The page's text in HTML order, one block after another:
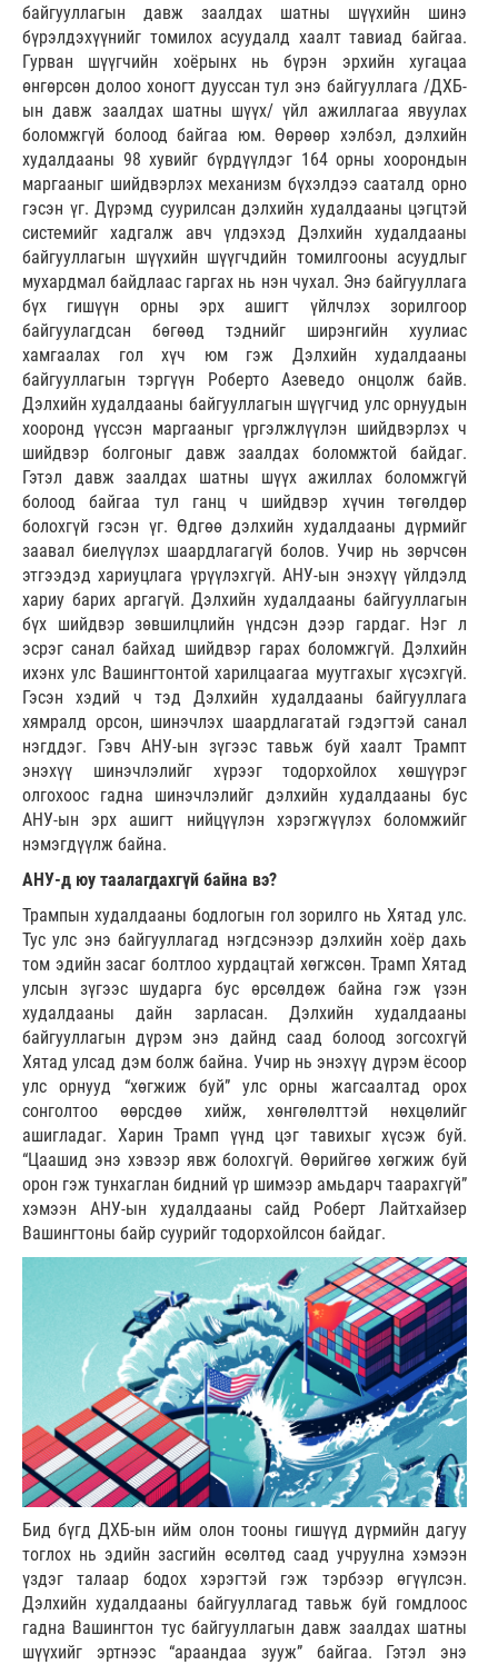
байгууллагын давж заалдах шатны шүүхийн шинэ
бүрэлдэхүүнийг томилох асуудалд хаалт тавиад байгаа.
Гурван шүүгчийн хоёрынх нь бүрэн эрхийн хугацаа
өнгөрсөн долоо хоногт дууссан тул энэ байгууллага /ДХБ-
ын давж заалдах шатны шүүх/ үйл ажиллагаа явуулах
боломжгүй болоод байгаа юм. Өөрөөр хэлбэл, дэлхийн
худалдааны 98 хувийг бүрдүүлдэг 164 орны хоорондын
маргааныг шийдвэрлэх механизм бүхэлдээ сааталд орно
гэсэн үг. Дүрэмд суурилсан дэлхийн худалдааны цэгцтэй
системийг хадгалж авч үлдэхэд Дэлхийн худалдааны
байгууллагын шүүхийн шүүгчдийн томилгооны асуудлыг
мухардмал байдлаас гаргах нь нэн чухал. Энэ байгууллага
бүх гишүүн орны эрх ашигт үйлчлэх зорилгоор
байгуулагдсан бөгөөд тэднийг ширэнгийн хуулиас
хамгаалах гол хүч юм гэж Дэлхийн худалдааны
байгууллагын тэргүүн Роберто Азеведо онцолж байв.
Дэлхийн худалдааны байгууллагын шүүгчид улс орнуудын
хооронд үүссэн маргааныг үргэлжлүүлэн шийдвэрлэх ч
шийдвэр болгоныг давж заалдах боломжтой байдаг.
Гэтэл давж заалдах шатны шүүх ажиллах боломжгүй
болоод байгаа тул ганц ч шийдвэр хүчин төгөлдөр
болохгүй гэсэн үг. Өдгөө дэл­хийн худалдааны дүрмийг
заавал биелүүлэх шаардлагагүй болов. Учир нь зөрчсөн
этгээдэд хариуцлага үрүүлэхгүй. АНУ-ын энэхүү үйлдэлд
хариу барих аргагүй. Дэлхийн худалдааны байгууллагын
бүх шийдвэр зөвшилцлийн үндсэн дээр гардаг. Нэг л
эсрэг санал байхад шийдвэр гарах боломжгүй. Дэлхийн
ихэнх улс Вашингтонтой харилцаагаа муутгахыг хүсэхгүй.
Гэсэн хэдий ч тэд Дэлхийн худалдааны байгууллага
хямралд орсон, шинэчлэх шаардлагатай гэдэгтэй санал
нэгддэг. Гэвч АНУ-ын зүгээс тавьж буй хаалт Трампт
энэхүү шинэчлэлийг хүрээг тодорхойлох хө­шүүрэг
олгохоос гадна шинэчлэлийг дэлхийн худалдааны бус
АНУ-ын эрх ашигт нийцүүлэн хэрэгжүүлэх боломжийг
нэмэгдүүлж байна.
АНУ-д юу таалагдахгүй байна вэ?
Трампын худалдааны бодлогын гол зорилго нь Хятад улс.
Тус улс энэ байгууллагад нэгдсэнээр дэлхийн хоёр дахь
том эдийн засаг болтлоо хурдацтай хөгжсөн. Трамп Хятад
улсын зүгээс шударга бус өрсөлдөж байна гэж үзэн
худалдааны дайн зарласан. Дэлхийн худалдааны
байгууллагын дүрэм энэ дайнд саад болоод зогсохгүй
Хятад улсад дэм болж байна. Учир нь энэхүү дүрэм ёсоор
улс орнууд “хөгжиж буй” улс орны жагсаалтад орох
сонголтоо өөрсдөө хийж, хөнгөлөлттэй нөхцөлийг
ашигладаг. Харин Трамп үүнд цэг тавихыг хүсэж буй.
“Цаашид энэ хэвээр явж болохгүй. Өөрийгөө хөгжиж буй
орон гэж тунхаглан бидний үр шимээр амьдарч таарахгүй”
хэмээн АНУ-ын худалдааны сайд Роберт Лайтхайзер
Вашингтоны байр суурийг тодорхойлсон байдаг.
Бид бүгд ДХБ-ын ийм олон тооны гишүүд дүрмийн дагуу
тоглох нь эдийн засгийн өсөлтөд саад учруулна хэмээн
үздэг талаар бодох хэрэгтэй гэж тэрбээр өгүүлсэн.
Дэлхийн худалдааны байгууллагад тавьж буй гомдлоос
гадна Вашингтон тус байгууллагын давж заалдах шатны
шүүхийг эртнээс “араандаа зууж” байгаа. Гэтэл энэ